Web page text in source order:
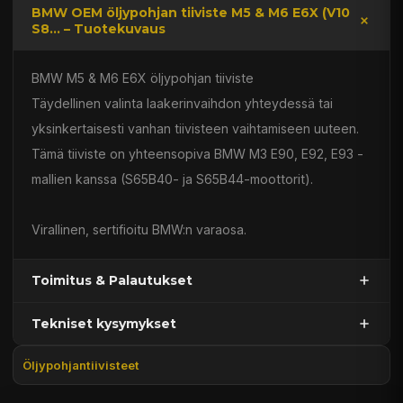
BMW OEM öljypohjan tiiviste M5 & M6 E6X (V10
S8... – Tuotekuvaus
BMW M5 & M6 E6X öljypohjan tiiviste
Täydellinen valinta laakerinvaihdon yhteydessä tai
yksinkertaisesti vanhan tiivisteen vaihtamiseen uuteen.
Tämä tiiviste on yhteensopiva BMW M3 E90, E92, E93 -
mallien kanssa (S65B40- ja S65B44-moottorit).
Virallinen, sertifioitu BMW:n varaosa.
Toimitus & Palautukset
Kaupan sijainnissa olevat tuotteet 1–3 arkipäivässä
Päävaraston tuotteet 7 arkipäivässä
Tekniset kysymykset
Öljypohjantiivisteet